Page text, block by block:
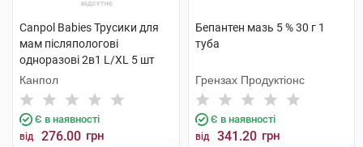
Canpol Babies Трусики для
мам післяпологові
одноразові 2в1 L/XL 5 шт
Канпол
Є в наявності
від 276.00 грн
Бепантен мазь 5 % 30 г 1
туба
Грензах Продуктіонс
Є в наявності
від 341.20 грн